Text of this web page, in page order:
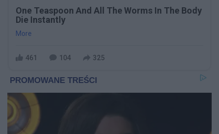
One Teaspoon And All The Worms In The Body
Die Instantly
More
461 104 325